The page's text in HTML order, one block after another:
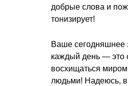
добрые слова и
тонизирует!
Ваше сегодняшнее
каждый день — это
восхищаться
людьми! Надеюсь,